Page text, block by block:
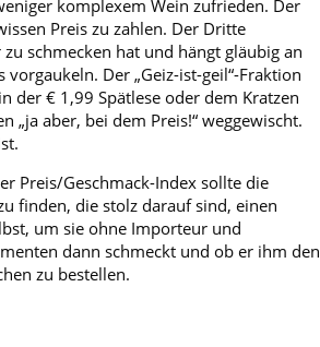
komplexem Wein zufrieden. Der
Preis zu zahlen. Der Dritte
schmecken hat und hängt gläubig an
Der „Geiz-ist-geil“-Fraktion
der € 1,99 Spätlese oder dem Kratzen
„ja aber, bei dem Preis!“ weggewischt.
Preis/Geschmack-Index sollte die
finden, die stolz darauf sind, einen
um sie ohne Importeur und
dann schmeckt und ob er ihm den
zu bestellen.